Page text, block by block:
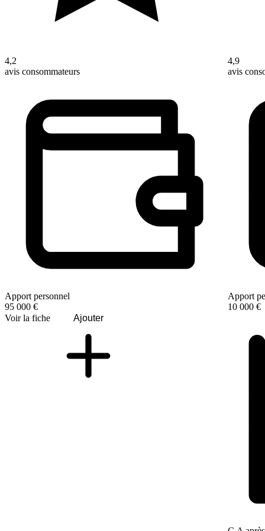
4,2
avis consommateurs
Apport personnel
95 000 €
Voir la fiche
Ajouter
4,9
avis
Apport
10 000 €